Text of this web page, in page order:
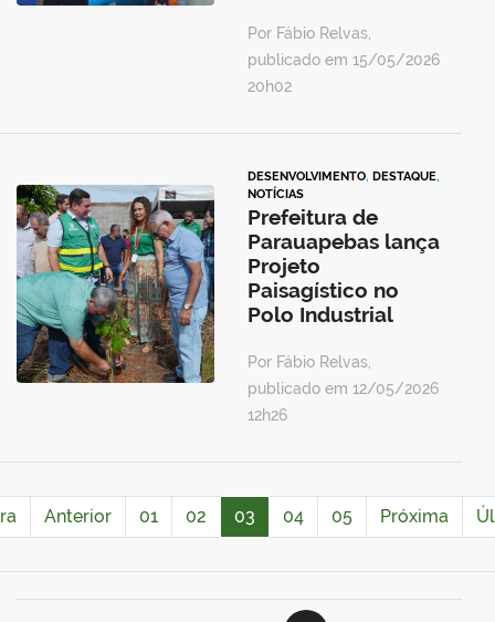
Por Fábio Relvas,
publicado em 15/05/2026
20h02
DESENVOLVIMENTO, DESTAQUE,
NOTÍCIAS
Prefeitura de
Parauapebas lança
Projeto
Paisagístico no
Polo Industrial
Por Fábio Relvas,
publicado em 12/05/2026
12h26
Anterior 01 02 03 04 05 Próxima